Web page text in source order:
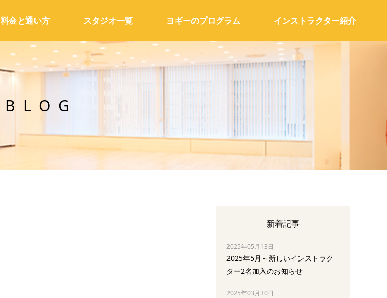
料金と通い方 スタジオ一覧 ヨギーのプログラム インストラクター紹介
BLOG
新着記事
2025年05月13日
2025年5月～新しいインストラク
ター2名加入のお知らせ
2025年03月30日